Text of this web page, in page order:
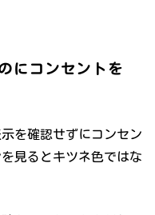
にコンセントを
を確認せずにコンセン
見るとキツネ色ではな